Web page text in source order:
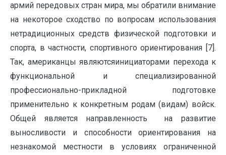
армий передовых стран мира, мы обратили внимание
на некоторое сходство по вопросам использования
нетрадиционных средств физической подготовки и
спорта, в частности, спортивного ориентирования [7].
Так, американцы являютсяинициаторами перехода к
функциональной и специализированной
профессионально-прикладной подготовке
применительно к конкретным родам (видам) войск.
Общей является направленность на развитие
выносливости и способности ориентирования на
незнакомой местности в условиях ограниченной